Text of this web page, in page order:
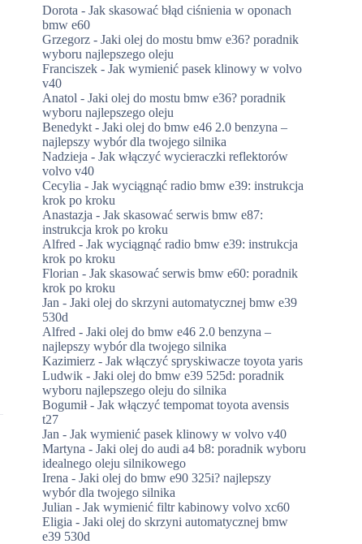
Dorota -Jak skasować błąd ciśnienia w oponach
bmw e60
Grzegorz -Jaki olej do mostu bmw e36? poradnik
wyboru najlepszego oleju
Franciszek -Jak wymienić pasek klinowy w volvo
v40
Anatol -Jaki olej do mostu bmw e36? poradnik
wyboru najlepszego oleju
Benedykt -Jaki olej do bmw e46 2.0 benzyna –
najlepszy wybór dla twojego silnika
Nadzieja -Jak włączyć wycieraczki reflektorów
volvo v40
Cecylia -Jak wyciągnąć radio bmw e39: instrukcja
krok po kroku
Anastazja -Jak skasować serwis bmw e87:
instrukcja krok po kroku
Alfred -Jak wyciągnąć radio bmw e39: instrukcja
krok po kroku
Florian -Jak skasować serwis bmw e60: poradnik
krok po kroku
Jan -Jaki olej do skrzyni automatycznej bmw e39
530d
Alfred -Jaki olej do bmw e46 2.0 benzyna –
najlepszy wybór dla twojego silnika
Kazimierz -Jak włączyć spryskiwacze toyota yaris
Ludwik -Jaki olej do bmw e39 525d: poradnik
wyboru najlepszego oleju do silnika
Bogumił-Jak włączyć tempomat toyota avensis
t27
Jan -Jak wymienić pasek klinowy w volvo v40
Martyna -Jaki olej do audi a4 b8: poradnik wyboru
idealnego oleju silnikowego
Irena -Jaki olej do bmw e90 325i? najlepszy
wybór dla twojego silnika
Julian -Jak wymienić filtr kabinowy volvo xc60
Eligia -Jaki olej do skrzyni automatycznej bmw
e39 530d